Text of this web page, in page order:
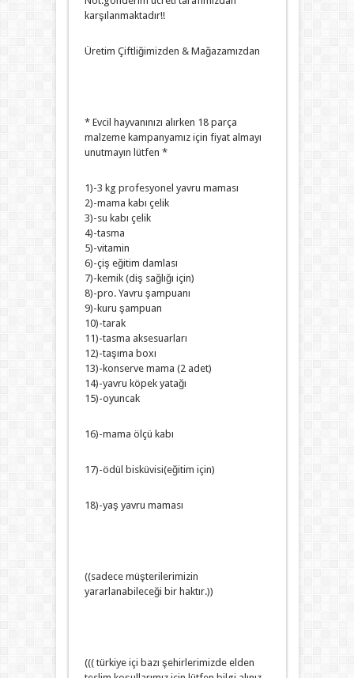
karşılanmaktadır!!
Üretim Çiftliğimizden & Mağazamızdan
* Evcil hayvanınızı alırken 18 parça
malzeme kampanyamız için fiyat almayı
unutmayın lütfen *
1)-3 kg profesyonel yavru maması
2)-mama kabı çelik
3)-su kabı çelik
4)-tasma
5)-vitamin
6)-çiş eğitim damlası
7)-kemik (diş sağlığı için)
8)-pro. Yavru şampuanı
9)-kuru şampuan
10)-tarak
11)-tasma aksesuarları
12)-taşıma boxı
13)-konserve mama (2 adet)
14)-yavru köpek yatağı
15)-oyuncak
16)-mama ölçü kabı
17)-ödül bisküvisi(eğitim için)
18)-yaş yavru maması
((sadece müşterilerimizin
yararlanabileceği bir haktır.))
((( türkiye içi bazı şehirlerimizde elden